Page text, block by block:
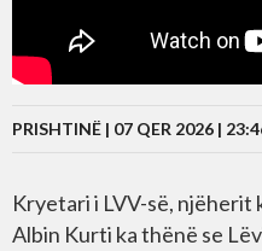
PRISHTINË | 07 QER 2026 |
Kryetari i LVV-së,
Albin Kurti ka thënë se